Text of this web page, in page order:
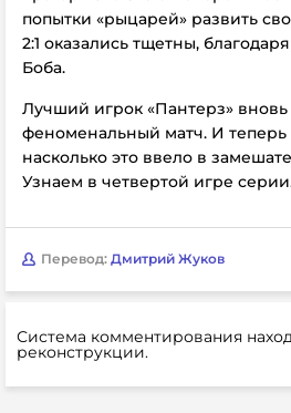
попытки «рыцарей» развить
2:1 оказались тщетны,
Боба.
Лучший игрок «Пантерз»
феноменальный матч. И теперь
насколько это ввело в
Узнаем в четвертой игре
Перевод: Дмитрий Жуков
Система комментирования
реконструкции.